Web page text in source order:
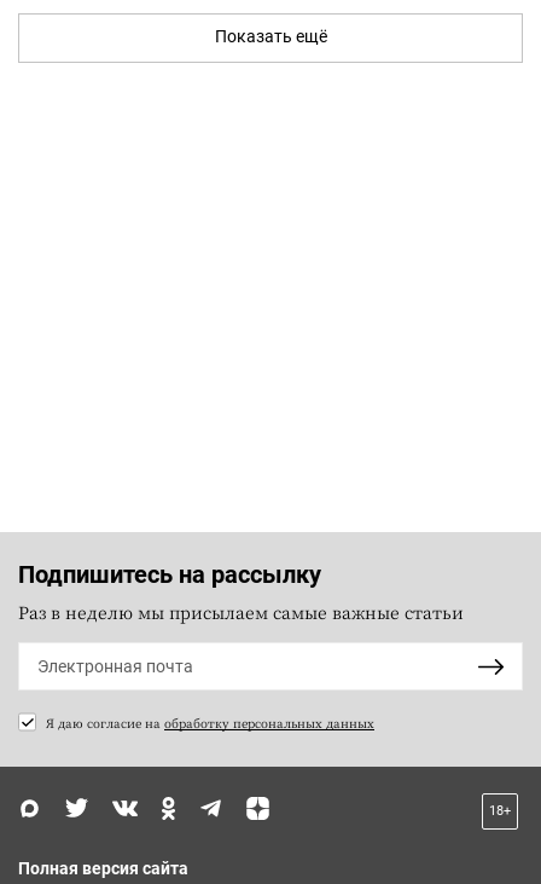
Показать ещё
Подпишитесь на рассылку
Раз в неделю мы присылаем самые важные статьи
Я даю согласие на обработку персональных данных
18+
Полная версия сайта